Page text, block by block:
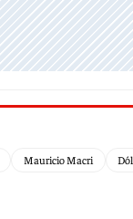
Mauricio Macri